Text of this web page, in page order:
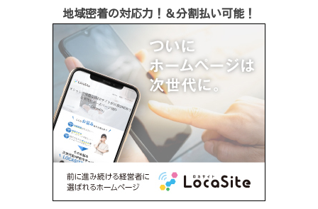
地域密着の対応力！＆分割払い可能！